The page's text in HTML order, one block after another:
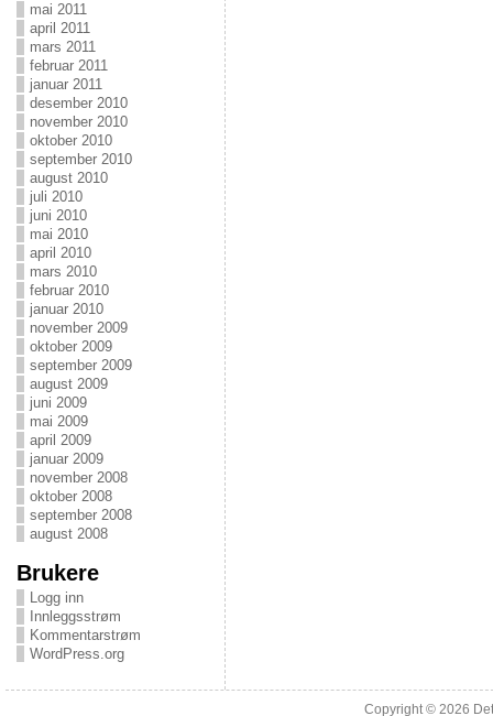
mai 2011
april 2011
mars 2011
februar 2011
januar 2011
desember 2010
november 2010
oktober 2010
september 2010
august 2010
juli 2010
juni 2010
mai 2010
april 2010
mars 2010
februar 2010
januar 2010
november 2009
oktober 2009
september 2009
august 2009
juni 2009
mai 2009
april 2009
januar 2009
november 2008
oktober 2008
september 2008
august 2008
Brukere
Logg inn
Innleggsstrøm
Kommentarstrøm
WordPress.org
Copyright © 2026